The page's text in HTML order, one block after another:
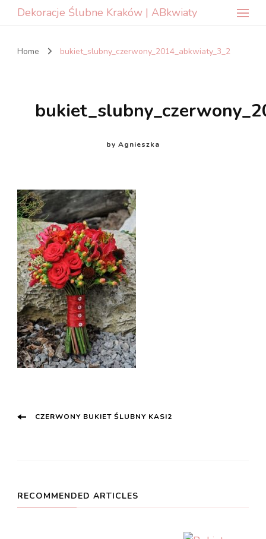
Dekoracje Ślubne Kraków | ABkwiaty
Home bukiet_slubny_czerwony_2014_abkwiaty_3_2
by Agnieszka
Post
CZERWONY BUKIET ŚLUBNY KASI2
RECOMMENDED ARTICLES